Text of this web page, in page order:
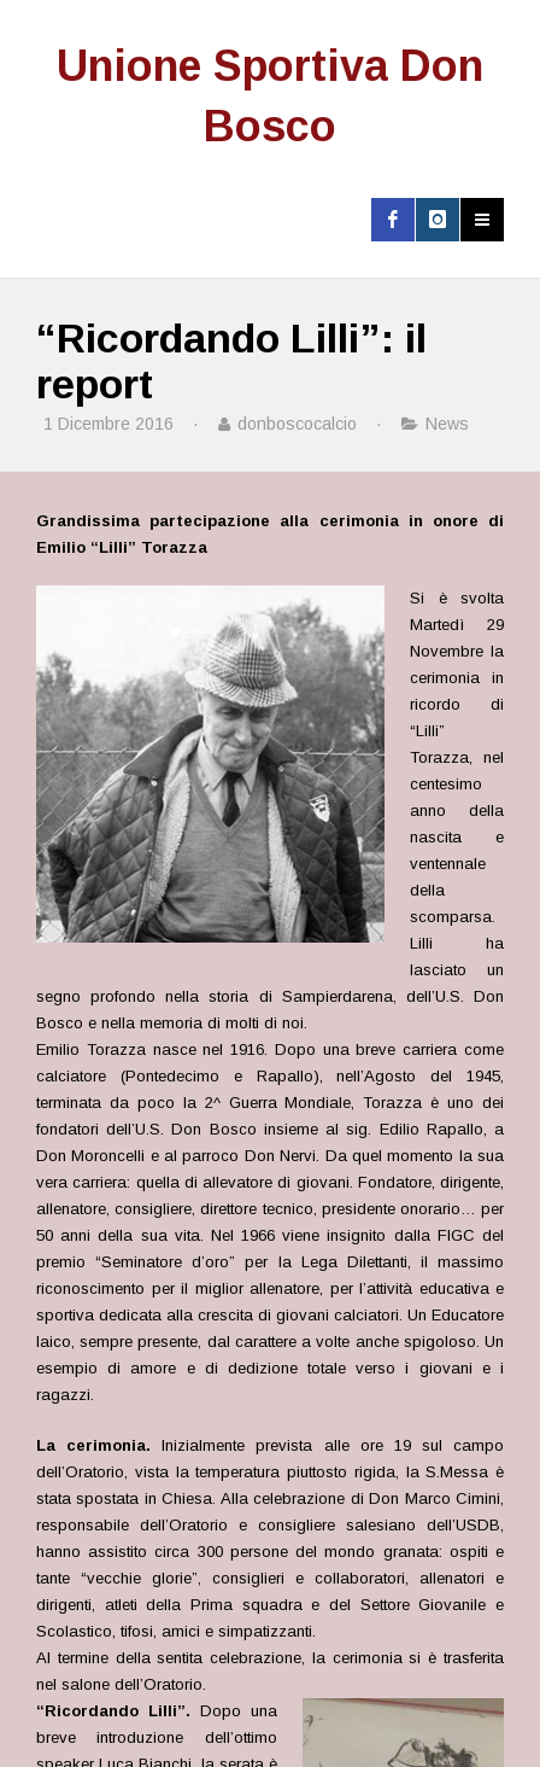
Unione Sportiva Don
Bosco
“Ricordando Lilli”: il
report
1 Dicembre 2016 · donboscocalcio · News
Grandissima partecipazione alla cerimonia in onore di
Emilio “Lilli” Torazza
Si è svolta
Martedì 29
Novembre la
cerimonia in
ricordo di
“Lilli”
Torazza, nel
centesimo
anno della
nascita e
ventennale
della
scomparsa.
Lilli ha
lasciato un
segno profondo nella storia di Sampierdarena, dell’U.S. Don
Bosco e nella memoria di molti di noi.
Emilio Torazza nasce nel 1916. Dopo una breve carriera come
calciatore (Pontedecimo e Rapallo), nell’Agosto del 1945,
terminata da poco la 2^ Guerra Mondiale, Torazza è uno dei
fondatori dell’U.S. Don Bosco insieme al sig. Edilio Rapallo, a
Don Moroncelli e al parroco Don Nervi. Da quel momento la sua
vera carriera: quella di allevatore di giovani. Fondatore, dirigente,
allenatore, consigliere, direttore tecnico, presidente onorario… per
50 anni della sua vita. Nel 1966 viene insignito dalla FIGC del
premio “Seminatore d’oro” per la Lega Dilettanti, il massimo
riconoscimento per il miglior allenatore, per l’attività educativa e
sportiva dedicata alla crescita di giovani calciatori. Un Educatore
laico, sempre presente, dal carattere a volte anche spigoloso. Un
esempio di amore e di dedizione totale verso i giovani e i
ragazzi.
La cerimonia. Inizialmente prevista alle ore 19 sul campo
dell’Oratorio, vista la temperatura piuttosto rigida, la S.Messa è
stata spostata in Chiesa. Alla celebrazione di Don Marco Cimini,
responsabile dell’Oratorio e consigliere salesiano dell’USDB,
hanno assistito circa 300 persone del mondo granata: ospiti e
tante “vecchie glorie”, consiglieri e collaboratori, allenatori e
dirigenti, atleti della Prima squadra e del Settore Giovanile e
Scolastico, tifosi, amici e simpatizzanti.
Al termine della sentita celebrazione, la cerimonia si è trasferita
nel salone dell’Oratorio.
“Ricordando Lilli”. Dopo una
breve introduzione dell’ottimo